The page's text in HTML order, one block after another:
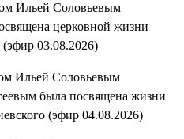
Ильей Соловьевым
церковной жизни
03.08.2026)
Ильей Соловьевым
была посвящена жизни
(эфир 04.08.2026)